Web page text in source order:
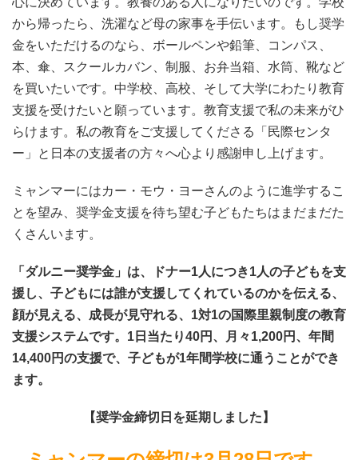
から帰ったら、洗濯など母の家事を手伝います。もし奨学
金をいただけるのなら、ボールペンや鉛筆、コンパス、
本、傘、スクールカバン、制服、お弁当箱、水筒、靴など
を買いたいです。中学校、高校、そして大学にわたり教育
支援を受けたいと願っています。教育支援で私の未来がひ
らけます。私の教育をご支援してくださる「民際センタ
ー」と日本の支援者の方々へ心より感謝申し上げます。
ミャンマーにはカー・モウ・ヨーさんのように進学するこ
とを望み、奨学金支援を待ち望む子どもたちはまだまだた
くさんいます。
「ダルニー奨学金」は、ドナー1人につき1人の子どもを支
援し、子どもには誰が支援してくれているのかを伝える、
顔が見える、成長が見守れる、1対1の国際里親制度の教育
支援システムです。1日当たり40円、月々1,200円、年間
14,400円の支援で、子どもが1年間学校に通うことができ
ます。
【奨学金締切日を延期しました】